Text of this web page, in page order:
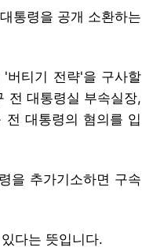
통령을 공개 소환하는
버티기 전략'을 구사할
전 대통령실 부속실장,
대통령의 혐의를 입
을 추가기소하면 구속
다는 뜻입니다.